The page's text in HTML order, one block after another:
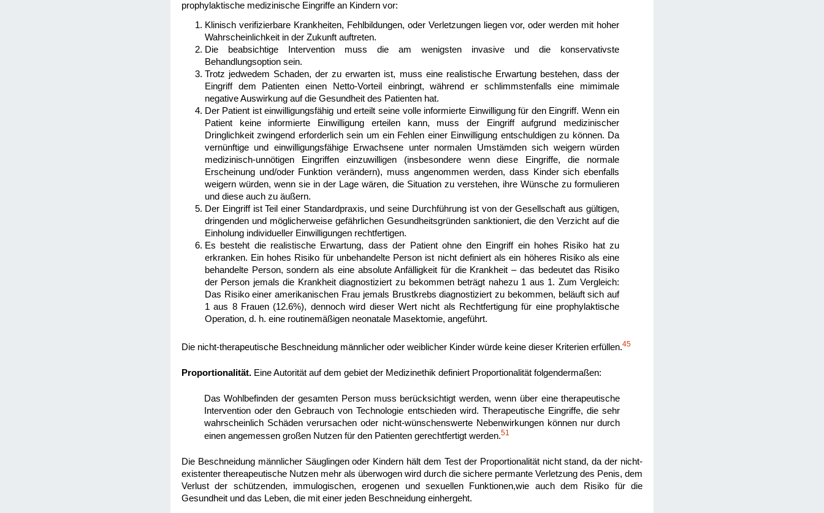
prophylaktische medizinische Eingriffe an Kindern vor:
Klinisch verifizierbare Krankheiten, Fehlbildungen, oder Verletzungen liegen vor, oder werden mit hoher
Wahrscheinlichkeit in der Zukunft auftreten.
Die beabsichtige Intervention muss die am wenigsten invasive und die konservativste
Behandlungsoption sein.
Trotz jedwedem Schaden, der zu erwarten ist, muss eine realistische Erwartung bestehen, dass der
Eingriff dem Patienten einen Netto-Vorteil einbringt, während er schlimmstenfalls eine mimimale
negative Auswirkung auf die Gesundheit des Patienten hat.
Der Patient ist einwilligungsfähig und erteilt seine volle informierte Einwilligung für den Eingriff. Wenn ein
Patient keine informierte Einwilligung erteilen kann, muss der Eingriff aufgrund medizinischer
Dringlichkeit zwingend erforderlich sein um ein Fehlen einer Einwilligung entschuldigen zu können. Da
vernünftige und einwilligungsfähige Erwachsene unter normalen Umstämden sich weigern würden
medizinisch-unnötigen Eingriffen einzuwilligen (insbesondere wenn diese Eingriffe, die normale
Erscheinung und/oder Funktion verändern), muss angenommen werden, dass Kinder sich ebenfalls
weigern würden, wenn sie in der Lage wären, die Situation zu verstehen, ihre Wünsche zu formulieren
und diese auch zu äußern.
Der Eingriff ist Teil einer Standardpraxis, und seine Durchführung ist von der Gesellschaft aus gültigen,
dringenden und möglicherweise gefährlichen Gesundheitsgründen sanktioniert, die den Verzicht auf die
Einholung individueller Einwilligungen rechtfertigen.
Es besteht die realistische Erwartung, dass der Patient ohne den Eingriff ein hohes Risiko hat zu
erkranken. Ein hohes Risiko für unbehandelte Person ist nicht definiert als ein höheres Risiko als eine
behandelte Person, sondern als eine absolute Anfälligkeit für die Krankheit – das bedeutet das Risiko
der Person jemals die Krankheit diagnostiziert zu bekommen beträgt nahezu 1 aus 1. Zum Vergleich:
Das Risiko einer amerikanischen Frau jemals Brustkrebs diagnostiziert zu bekommen, beläuft sich auf
1 aus 8 Frauen (12.6%), dennoch wird dieser Wert nicht als Rechtfertigung für eine prophylaktische
Operation, d. h. eine routinemäßigen neonatale Masektomie, angeführt.
Die nicht-therapeutische Beschneidung männlicher oder weiblicher Kinder würde keine dieser Kriterien erfüllen.45
Proportionalität. Eine Autorität auf dem gebiet der Medizinethik definiert Proportionalität folgendermaßen:
Das Wohlbefinden der gesamten Person muss berücksichtigt werden, wenn über eine therapeutische
Intervention oder den Gebrauch von Technologie entschieden wird. Therapeutische Eingriffe, die sehr
wahrscheinlich Schäden verursachen oder nicht-wünschenswerte Nebenwirkungen können nur durch
einen angemessen großen Nutzen für den Patienten gerechtfertigt werden.51
Die Beschneidung männlicher Säuglingen oder Kindern hält dem Test der Proportionalität nicht stand, da der nicht-
existenter thereapeutische Nutzen mehr als überwogen wird durch die sichere permante Verletzung des Penis, dem
Verlust der schützenden, immulogischen, erogenen und sexuellen Funktionen,wie auch dem Risiko für die
Gesundheit und das Leben, die mit einer jeden Beschneidung einhergeht.